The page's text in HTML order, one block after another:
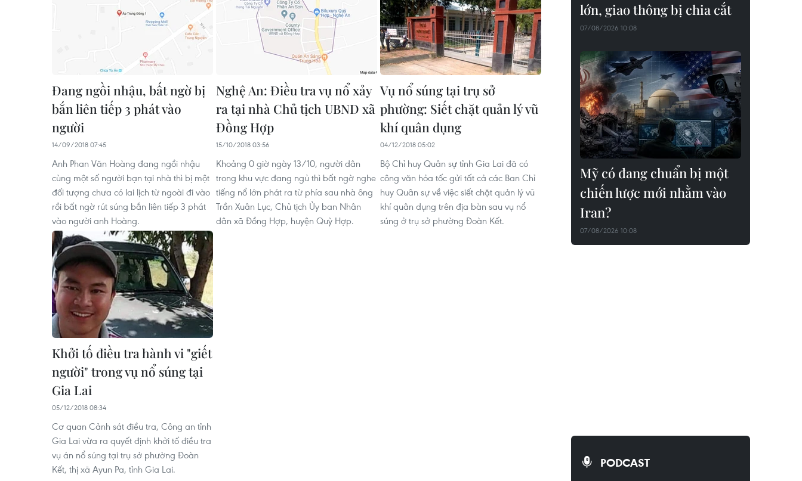
Đang ngồi nhậu, bất ngờ bị
bắn liên tiếp 3 phát vào
người
14/09/2018 07:45
Anh Phan Văn Hoàng đang ngồi nhậu
cùng một số người bạn tại nhà thì bị một
đối tượng chưa có lai lịch từ ngoài đi vào
rồi bất ngờ rút súng bắn liên tiếp 3 phát
vào người anh Hoàng.
Nghệ An: Điều tra vụ nổ xảy
ra tại nhà Chủ tịch UBND xã
Đồng Hợp
15/10/2018 03:56
Khoảng 0 giờ ngày 13/10, người dân
trong khu vực đang ngủ thì bất ngờ nghe
tiếng nổ lớn phát ra từ phía sau nhà ông
Trần Xuân Lục, Chủ tịch Ủy ban Nhân
dân xã Đồng Hợp, huyện Quỳ Hợp.
Vụ nổ súng tại trụ sở
phường: Siết chặt quản lý vũ
khí quân dụng
04/12/2018 05:02
Bộ Chỉ huy Quân sự tỉnh Gia Lai đã có
công văn hỏa tốc gửi tất cả các Ban Chỉ
huy Quân sự về việc siết chặt quản lý vũ
khí quân dụng trên địa bàn sau vụ nổ
súng ở trụ sở phường Đoàn Kết.
Khởi tố điều tra hành vi "giết
người" trong vụ nổ súng tại
Gia Lai
05/12/2018 08:34
Cơ quan Cảnh sát điều tra, Công an tỉnh
Gia Lai vừa ra quyết định khởi tố điều tra
vụ án nổ súng tại trụ sở phường Đoàn
Kết, thị xã Ayun Pa, tỉnh Gia Lai.
lớn, giao thông bị chia cắt
07/08/2026 10:08
Mỹ có đang chuẩn bị một
chiến lược mới nhằm vào
Iran?
07/08/2026 10:08
PODCAST